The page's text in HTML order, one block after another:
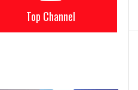
Top Channel